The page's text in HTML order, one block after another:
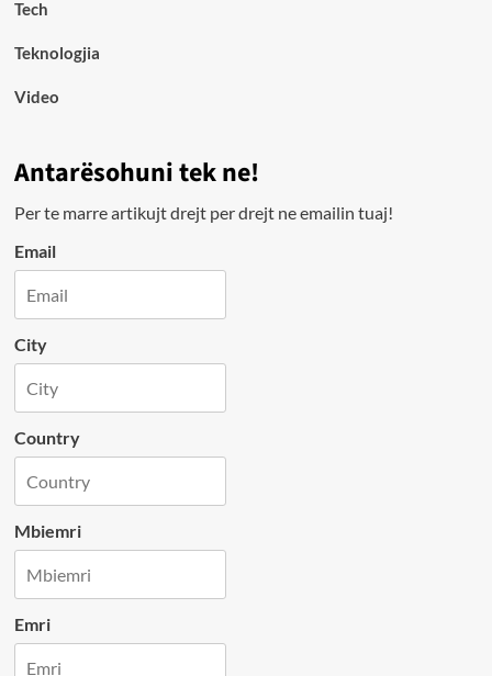
Tech
Teknologjia
Video
Antarësohuni tek ne!
Per te marre artikujt drejt per drejt ne emailin tuaj!
Email
City
Country
Mbiemri
Emri